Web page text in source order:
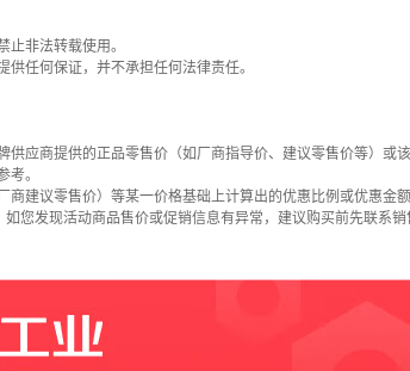
非法转载使用。
任何保证，并不承担任何法律责任。
应商提供的正品零售价（如厂商指导价、建议零售价等）或
。
建议零售价）等某一价格基础上计算出的优惠比例或优惠金
您发现活动商品售价或促销信息有异常，建议购买前先联系销